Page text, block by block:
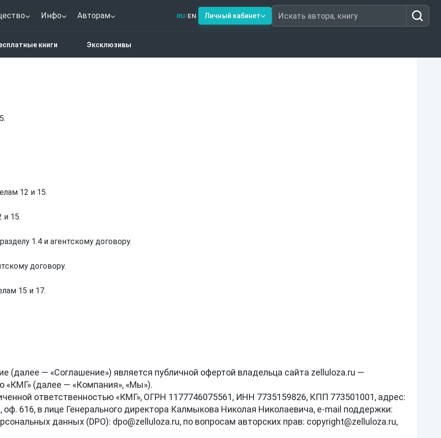
Инфо Авторам RU/EN Личный кабинет Искать автора, книгу
книги Эксклюзивы
12 и 15.
и 15.
1.4 и агентскому договору.
договору.
15 и 17.
(далее — «Соглашение») является публичной офертой владельца сайта zelluloza.ru —
«КМГ» (далее — «Компания», «Мы»).
ответственностью «КМГ», ОГРН 1177746075561, ИНН 7735159826, КПП 773501001, адрес:
оф. 616, в лице Генерального директора Калмыкова Николая Николаевича, e‑mail поддержки:
данных (DPO): dpo@zelluloza.ru, по вопросам авторских прав: copyright@zelluloza.ru,